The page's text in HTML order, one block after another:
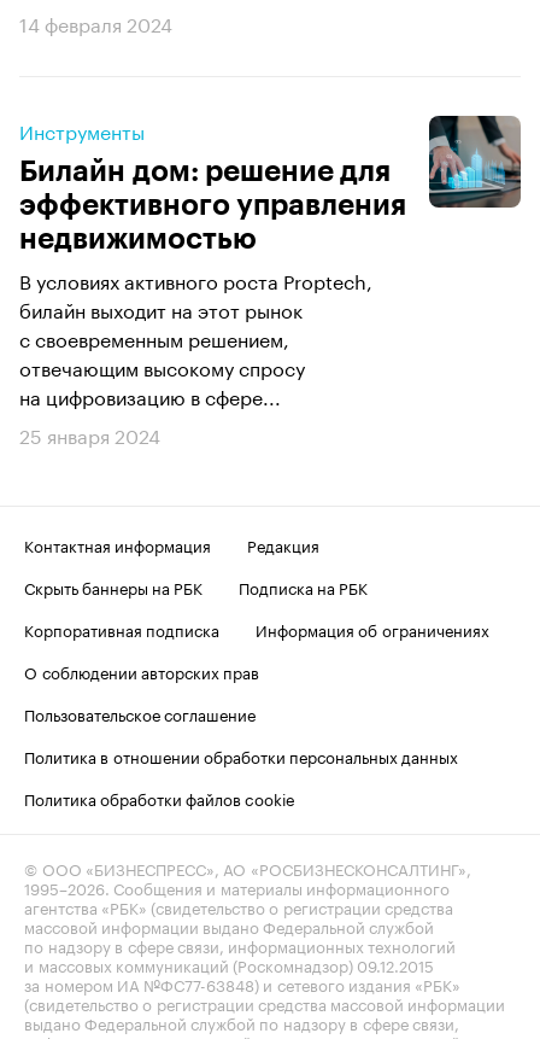
14 февраля 2024
Инструменты
Билайн дом: решение для
эффективного управления
недвижимостью
В условиях активного роста Proptech,
билайн выходит на этот рынок
с своевременным решением,
отвечающим высокому спросу
на цифровизацию в сфере...
25 января 2024
Контактная информация
Редакция
Скрыть баннеры на РБК
Подписка на РБК
Корпоративная подписка
Информация об ограничениях
О соблюдении авторских прав
Пользовательское соглашение
Политика в отношении обработки персональных данных
Политика обработки файлов cookie
© ООО «БИЗНЕСПРЕСС», АО «РОСБИЗНЕСКОНСАЛТИНГ»,
1995–2026. Сообщения и материалы информационного
агентства «РБК» (свидетельство о регистрации средства
массовой информации выдано Федеральной службой
по надзору в сфере связи, информационных технологий
и массовых коммуникаций (Роскомнадзор) 09.12.2015
за номером ИА №ФС77-63848) и сетевого издания «РБК»
(свидетельство о регистрации средства массовой информации
выдано Федеральной службой по надзору в сфере связи,